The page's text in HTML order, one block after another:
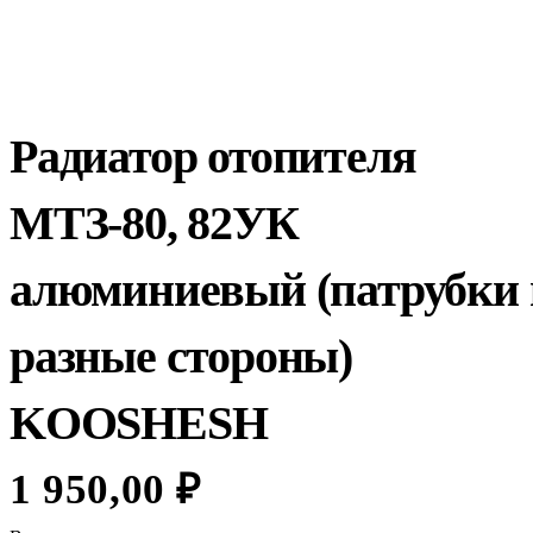
Радиатор отопителя
МТЗ-80, 82УК
алюминиевый (патрубки
разные стороны)
KOOSHESH
1 950,00₽